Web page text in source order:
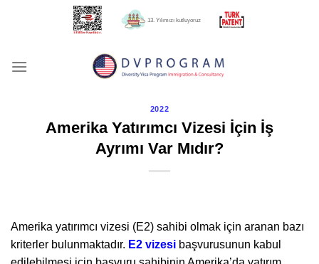
13. Yılımızı kutluyoruz
2022
Amerika Yatırımcı Vizesi İçin İş
Ayrımı Var Mıdır?
Amerika yatırımcı vizesi (E2) sahibi olmak için aranan bazı
kriterler bulunmaktadır. E2 vizesi başvurusunun kabul